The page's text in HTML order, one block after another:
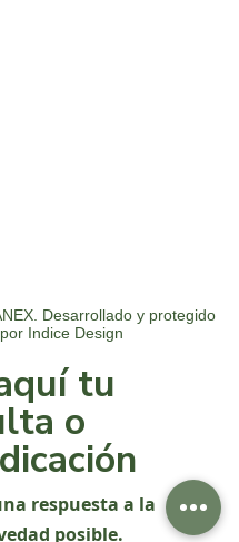
Desarrollado y protegido
por Indice Design
tu
o
respuesta a la
posible.